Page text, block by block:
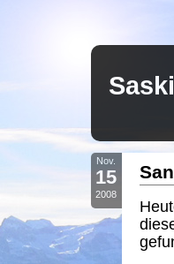
Nov.
15
2008